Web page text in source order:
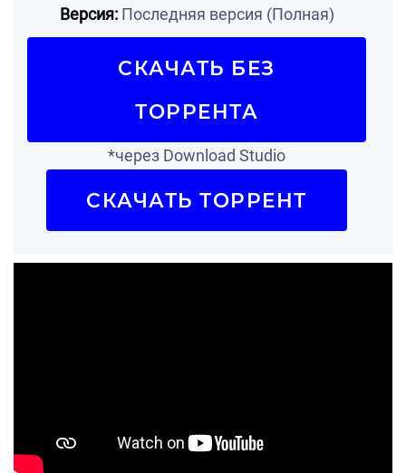
Версия:Последняя версия (Полная)
СКАЧАТЬ БЕЗ
ТОРРЕНТА
*через Download Studio
СКАЧАТЬ ТОРРЕНТ